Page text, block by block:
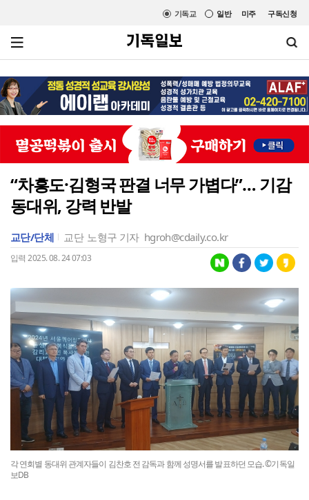
미주 구독신청
일반
기독교
“차흥도·김형국 판결 너무 가볍다”… 기감
동대위, 강력 반발
교단/단체 교단 노형구 기자 hgroh@cdaily.co.kr
입력 2025. 08. 24 07:03
각 연회별 동대위 관계자들이 김찬호 전 감독과 함께 성명서를 발표하던 모습. ©기독일
보DB